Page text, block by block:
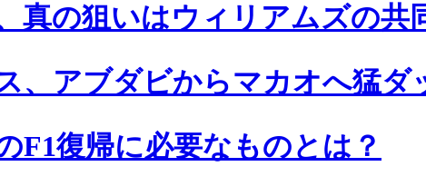
真の狙いはウィリアムズの共
、アブダビからマカオへ猛ダ
F1復帰に必要なものとは？